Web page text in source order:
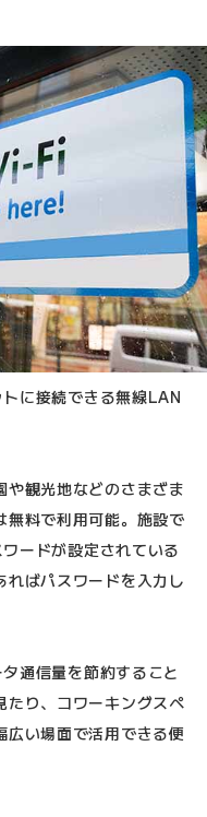
に接続できる無線LAN
観光地などのさまざま
無料で利用可能。施設で
ードが設定されている
ればパスワードを入力し
通信量を節約すること
たり、コワーキングスペ
広い場面で活用できる便